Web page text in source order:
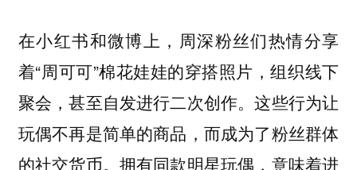
在小红书和微博上，周深粉丝们热情分享
着“周可可”棉花娃娃的穿搭照片，组织线下
聚会，甚至自发进行二次创作。这些行为让
玩偶不再是简单的商品，而成为了粉丝群体
的社交货币。拥有同款明星玩偶，意味着进